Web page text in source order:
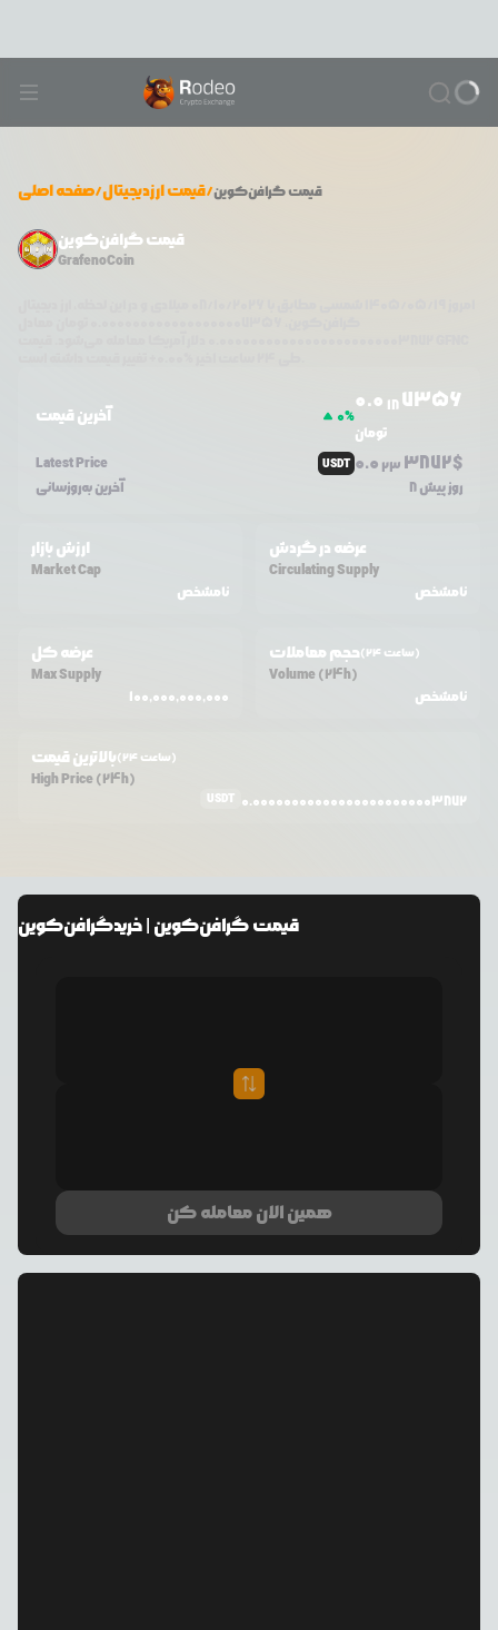
صفحه اصلی/قیمت ارزدیجیتال/ قیمتگرافن‌کوین
قیمت گرافن‌کوین
GrafenoCoin
آخرین قیمت 0%
0.0 187356
تومان
Latest Price
USDT 0.0 23 3872$
آخرین به‌روزسانی 8 روز پیش
ارزش بازار
Market Cap
نامشخص
عرضه در گردش
Circulating Supply
نامشخص
عرضه کل
Max Supply
100,000,000,000
حجم معاملات (24 ساعت)
Volume (24h)
نامشخص
بالاترین قیمت (24 ساعت)
High Price (24h)
USDT 0.000000000000000000000003872
قیمتگرافن‌کوین | خریدگرافن‌کوین
همین الان معامله کن